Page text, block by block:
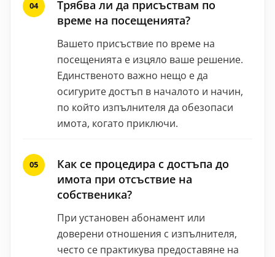
Трябва ли да присъствам по
време на посещенията?
Вашето присъствие по време на
посещенията е изцяло ваше решение.
Единственото важно нещо е да
осигурите достъп в началото и начин,
по който изпълнителя да обезопаси
имота, когато приключи.
Как се процедира с достъпа до
имота при отсъствие на
собственика?
При установен абонамент или
доверени отношения с изпълнителя,
често се практикува предоставяне на